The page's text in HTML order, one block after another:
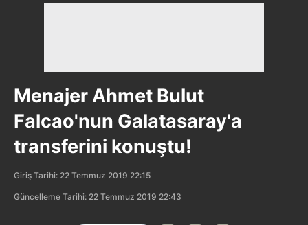
Menajer Ahmet Bulut
Falcao'nun Galatasaray'a
transferini konuştu!
Giriş Tarihi: 22 Temmuz 2019 22:15
Güncelleme Tarihi: 22 Temmuz 2019 22:43